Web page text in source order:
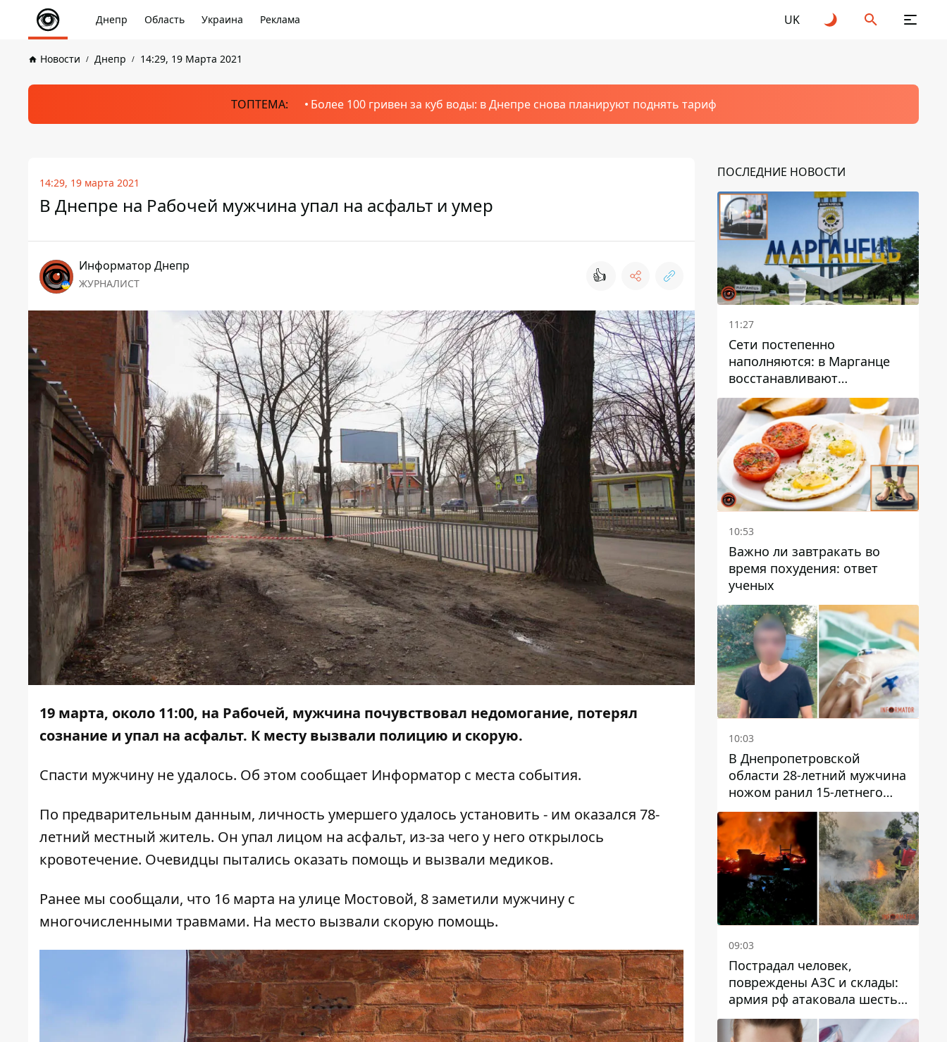
Днепр Область Украина Реклама UK
Новости Днепр 14:29, 19 Марта 2021
ТОПТЕМА: Более 100 гривен за куб воды: в Днепре снова планируют поднять тариф
14:29, 19 марта 2021
В Днепре на Рабочей мужчина упал на асфальт и умер
Информатор Днепр
ЖУРНАЛИСТ 👍
19 марта, около 11:00, на Рабочей, мужчина почувствовал недомогание, потерял
сознание и упал на асфальт. К месту вызвали полицию и скорую.
Спасти мужчину не удалось. Об этом сообщает Информатор с места события.
По предварительным данным, личность умершего удалось установить - им оказался 78-
летний местный житель. Он упал лицом на асфальт, из-за чего у него открылось
кровотечение. Очевидцы пытались оказать помощь и вызвали медиков.
Ранее мы сообщали, что 16 марта на улице Мостовой, 8 заметили мужчину с
многочисленными травмами. На место вызвали скорую помощь.
ПОСЛЕДНИЕ НОВОСТИ
11:27
Сети постепенно
наполняются: в Марганце
восстанавливают
водоснабжение
10:53
Важно ли завтракать во
время похудения: ответ
ученых
10:03
В Днепропетровской
области 28-летний мужчина
ножом ранил 15-летнего
парня
09:03
Пострадал человек,
повреждены АЗС и склады:
армия рф атаковала шесть
районов Днепропетровской
области